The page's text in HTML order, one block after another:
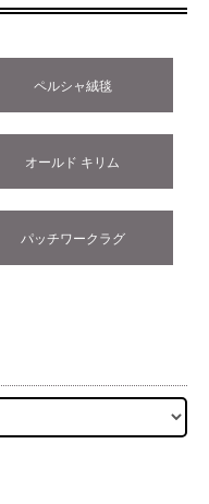
ペルシャ絨毯
オールド キリム
パッチワークラグ